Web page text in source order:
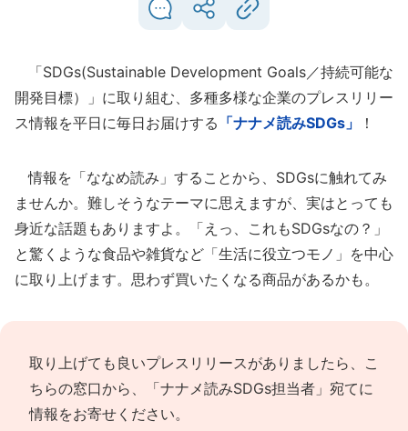
「SDGs(Sustainable Development Goals／持続可能な
開発目標）」に取り組む、多種多様な企業のプレスリリー
ス情報を平日に毎日お届けする 「ナナメ読みSDGs」 ！
情報を「ななめ読み」することから、SDGsに触れてみ
ませんか。難しそうなテーマに思えますが、実はとっても
身近な話題もありますよ。「えっ、これもSDGsなの？」
と驚くような食品や雑貨など「生活に役立つモノ」を中心
に取り上げます。思わず買いたくなる商品があるかも。
取り上げても良いプレスリリースがありましたら、 こ
ちらの窓口から、「ナナメ読みSDGs担当者」宛てに
情報をお寄せください。